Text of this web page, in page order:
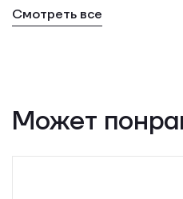
Смотреть все
Может